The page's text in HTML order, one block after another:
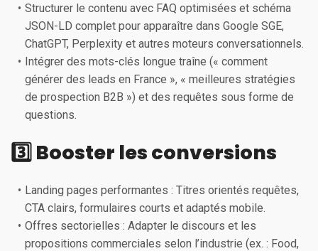
Structurer le contenu avec FAQ optimisées et schéma
JSON-LD complet pour apparaître dans Google SGE,
ChatGPT, Perplexity et autres moteurs conversationnels.
Intégrer des mots-clés longue traîne (« comment
générer des leads en France », « meilleures stratégies
de prospection B2B ») et des requêtes sous forme de
questions.
3️⃣ Booster les conversions
Landing pages performantes : Titres orientés requêtes,
CTA clairs, formulaires courts et adaptés mobile.
Offres sectorielles : Adapter le discours et les
propositions commerciales selon l’industrie (ex. : Food,